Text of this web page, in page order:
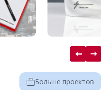
Больше проектов